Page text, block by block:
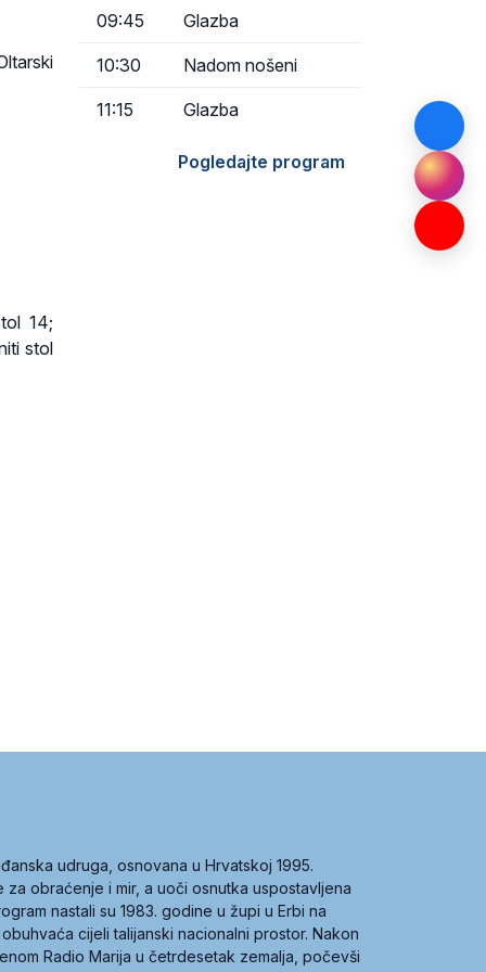
14;
stol
09:45 Glazba
10:30 Nadom nošeni
11:15 Glazba
Pogledajte program
udruga, osnovana u Hrvatskoj 1995.
obraćenje i mir, a uoči osnutka uspostavljena
nastali su 1983. godine u župi u Erbi na
cijeli talijanski nacionalni prostor. Nakon
Radio Marija u četrdesetak zemalja, počevši